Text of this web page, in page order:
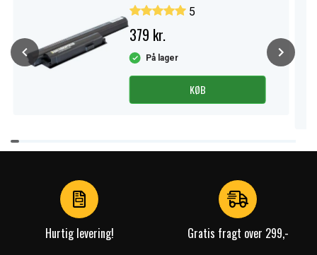
5
379 kr.
På lager
KØB
Item
1
Hurtig levering! Gratis fragt over 299,-